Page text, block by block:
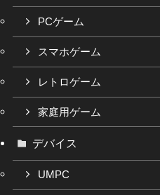
PCゲーム
スマホゲーム
レトロゲーム
家庭用ゲーム
デバイス
UMPC